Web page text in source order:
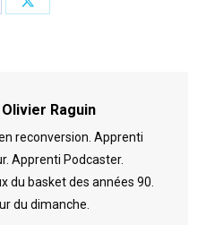
Share
Olivier Raguin
reconversion. Apprenti
Apprenti Podcaster.
du basket des années 90.
du dimanche.